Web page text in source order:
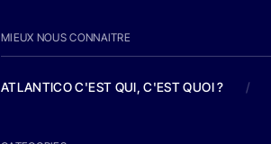
MIEUX NOUS CONNAITRE
ATLANTICO C'EST QUI, C'EST QUOI ? /